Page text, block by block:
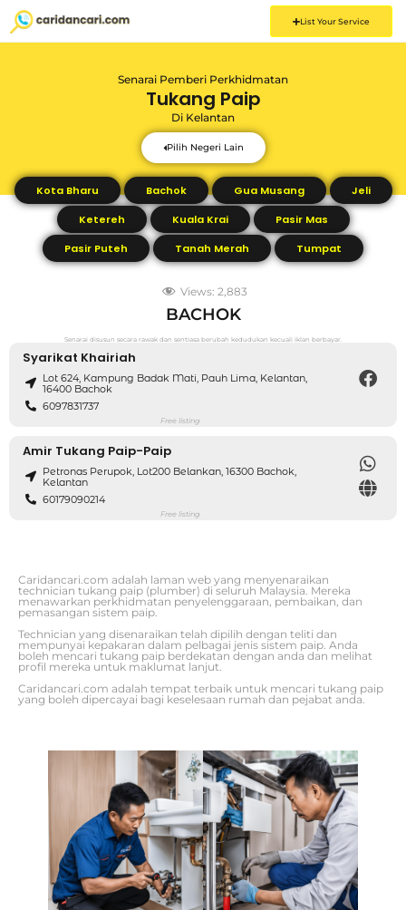
List Your Service
Senarai Pemberi Perkhidmatan
Tukang Paip
Di Kelantan
Pilih Negeri Lain
Kota Bharu Bachok Gua Musang
Jeli
Ketereh
Kuala Krai
Pasir Mas
Pasir Puteh
Tanah Merah Tumpat
Views: 2,883
BACHOK
Senarai disusun secara rawak dan sentiasa berubah kedudukan kecuali iklan berbayar.
Syarikat Khairiah
Lot 624, Kampung Badak Mati, Pauh Lima, Kelantan,
16400 Bachok
6097831737
Free listing
Amir Tukang Paip-Paip
Petronas Perupok, Lot200 Belankan, 16300 Bachok,
Kelantan
60179090214
Free listing
Caridancari.com adalah laman web yang menyenaraikan
technician tukang paip (plumber) di seluruh Malaysia. Mereka
menawarkan perkhidmatan penyelenggaraan, pembaikan, dan
pemasangan sistem paip.
Technician yang disenaraikan telah dipilih dengan teliti dan
mempunyai kepakaran dalam pelbagai jenis sistem paip. Anda
boleh mencari tukang paip berdekatan dengan anda dan melihat
profil mereka untuk maklumat lanjut.
Caridancari.com adalah tempat terbaik untuk mencari tukang paip
yang boleh dipercayai bagi keselesaan rumah dan pejabat anda.